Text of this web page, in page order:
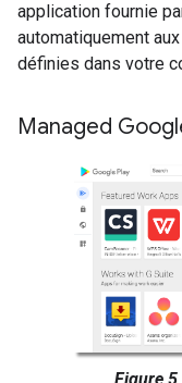
application fournie
automatiquement
définies dans votre
Managed